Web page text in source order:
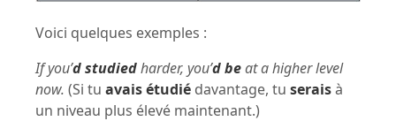
Voici quelques exemples :
If you’d studiedharder, you’d beat a higher level
now. (Si tu avais étudié davantage, tu seraisà
un niveau plus élevé maintenant.)